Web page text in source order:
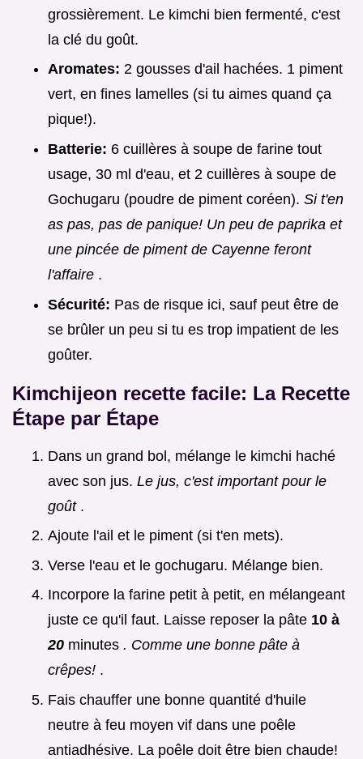
grossièrement. Le kimchi bien fermenté, c'est
la clé du goût.
Aromates: 2 gousses d'ail hachées. 1 piment
vert, en fines lamelles (si tu aimes quand ça
pique!).
Batterie: 6 cuillères à soupe de farine tout
usage, 30 ml d'eau, et 2 cuillères à soupe de
Gochugaru (poudre de piment coréen). Si t'en
as pas, pas de panique! Un peu de paprika et
une pincée de piment de Cayenne feront
l'affaire .
Sécurité: Pas de risque ici, sauf peut être de
se brûler un peu si tu es trop impatient de les
goûter.
Kimchijeon recette facile: La Recette
Étape par Étape
Dans un grand bol, mélange le kimchi haché
avec son jus. Le jus, c'est important pour le
goût .
Ajoute l'ail et le piment (si t'en mets).
Verse l'eau et le gochugaru. Mélange bien.
Incorpore la farine petit à petit, en mélangeant
juste ce qu'il faut. Laisse reposer la pâte 10 à
20 minutes . Comme une bonne pâte à
crêpes! .
Fais chauffer une bonne quantité d'huile
neutre à feu moyen vif dans une poêle
antiadhésive. La poêle doit être bien chaude!